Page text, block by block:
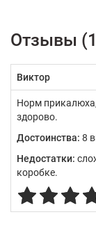
Отзывы
Виктор
Норм
здорово.
Достоинства: 8
Недостатки:
коробке.